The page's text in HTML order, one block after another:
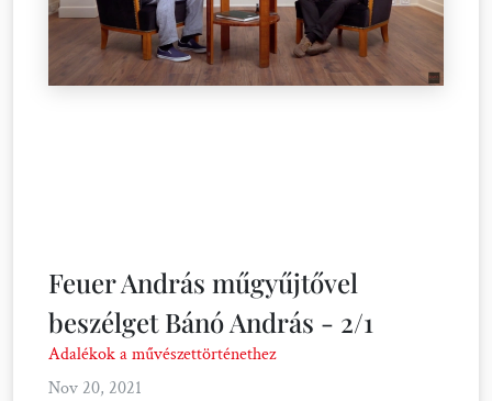
Feuer András műgyűjtővel
beszélget Bánó András - 2/1
Adalékok a művészettörténethez
Nov 20, 2021